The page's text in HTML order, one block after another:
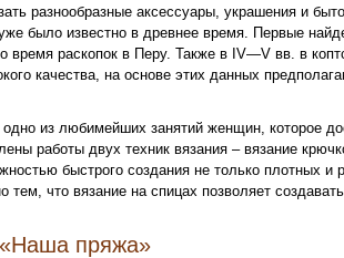
разнообразные аксессуары, украшения и
было известно в древнее время. Первые
время раскопок в Перу. Также в IV—V вв. в
качества, на основе этих данных
из любимейших занятий женщин, которое
работы двух техник вязания – вязание
быстрого создания не только плотных
тем, что вязание на спицах позволяет
пряжа»